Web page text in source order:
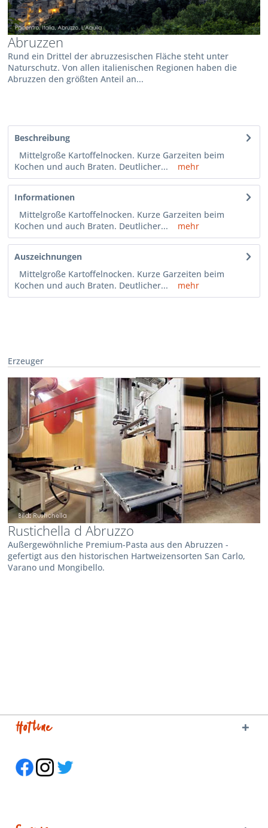
Abruzzen
Rund ein Drittel der abruzzesischen Fläche steht unter
Naturschutz. Von allen italienischen Regionen haben die
Abruzzen den größten Anteil an...
Beschreibung
Mittelgroße Kartoffelnocken. Kurze Garzeiten beim
Kochen und auch Braten. Deutlicher...
mehr
Informationen
Mittelgroße Kartoffelnocken. Kurze Garzeiten beim
Kochen und auch Braten. Deutlicher...
mehr
Auszeichnungen
Mittelgroße Kartoffelnocken. Kurze Garzeiten beim
Kochen und auch Braten. Deutlicher...
mehr
Erzeuger
Rustichella d Abruzzo
Außergewöhnliche Premium-Pasta aus den Abruzzen -
gefertigt aus den historischen Hartweizensorten San Carlo,
Varano und Mongibello.
Hotline